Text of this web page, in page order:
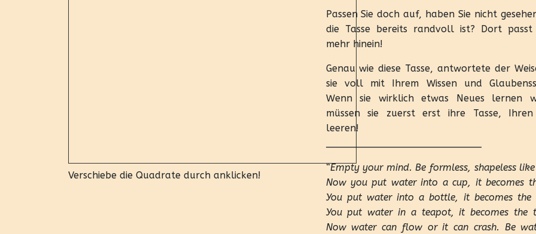
Verschiebe die Quadrate durch anklicken!
Passen Sie doch auf, haben Sie nicht
die Tasse bereits randvoll ist? Dort passt
mehr hinein!
Genau wie diese Tasse, antwortete der
sie voll mit Ihrem Wissen und
Wenn sie wirklich etwas Neues lernen
müssen sie zuerst erst ihre Tasse, Ihren
leeren!
“Empty your mind. Be formless, shapeless
Now you put water into a cup, it becomes
You put water into a bottle, it becomes the
You put water in a teapot, it becomes the
Now water can flow or it can crash. Be